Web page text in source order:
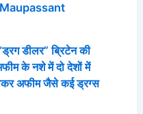
डीलर” ब्रिटेन की
अफीम के नशे में दो देशों में
अफीम जैसे कई ड्रग्स